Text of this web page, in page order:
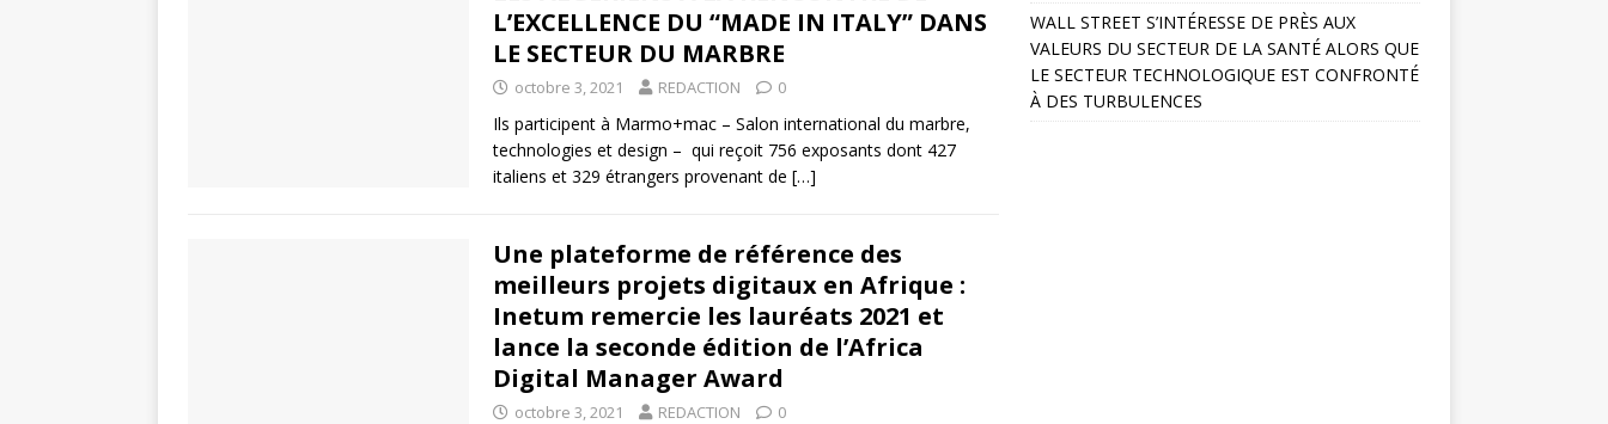
L’EXCELLENCE DU “MADE IN ITALY” DANS
LE SECTEUR DU MARBRE
octobre 3, 2021 REDACTION 0
Ils participent à Marmo+mac – Salon international du marbre,
technologies et design – qui reçoit 756 exposants dont 427
italiens et 329 étrangers provenant de […]
Une plateforme de référence des
meilleurs projets digitaux en Afrique :
Inetum remercie les lauréats 2021 et
lance la seconde édition de l’Africa
Digital Manager Award
octobre 3, 2021 REDACTION 0
WALL STREET S’INTÉRESSE DE PRÈS AUX
VALEURS DU SECTEUR DE LA SANTÉ ALORS QUE
LE SECTEUR TECHNOLOGIQUE EST CONFRONTÉ
À DES TURBULENCES